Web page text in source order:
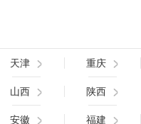
天津 重庆
山西 陕西
安徽 福建